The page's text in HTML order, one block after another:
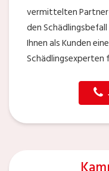
vermittelten
den
Ihnen als Kunden
Schädlingsexperten